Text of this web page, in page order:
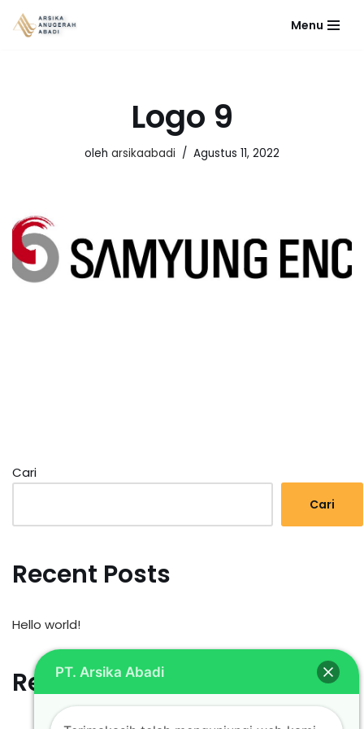
Menu
Logo 9
oleh arsikaabadi Agustus 11, 2022
Cari
Cari
Recent Posts
Hello world!
Recent Comments
PT. Arsika Abadi